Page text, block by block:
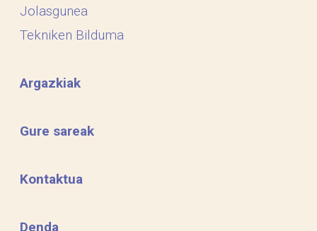
Jolasgunea
Tekniken Bilduma
Argazkiak
Gure sareak
Kontaktua
Denda